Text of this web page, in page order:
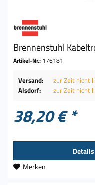
Brennenstuhl
Artikel-Nr.: 176181
Versand:
zur Zeit nicht
Alsdorf:
zur Zeit nicht
38,20 € *
Details
Merken